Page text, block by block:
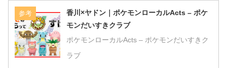
参考
香川×ヤドン｜ポケモンローカルActs – ポケ
モンだいすきクラブ
ポケモンローカルActs – ポケモンだいすきク
ラブ